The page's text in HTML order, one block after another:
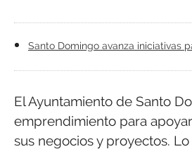
Santo Domingo avanza iniciativas
El Ayuntamiento de Santo
emprendimiento para
sus negocios y proyectos.